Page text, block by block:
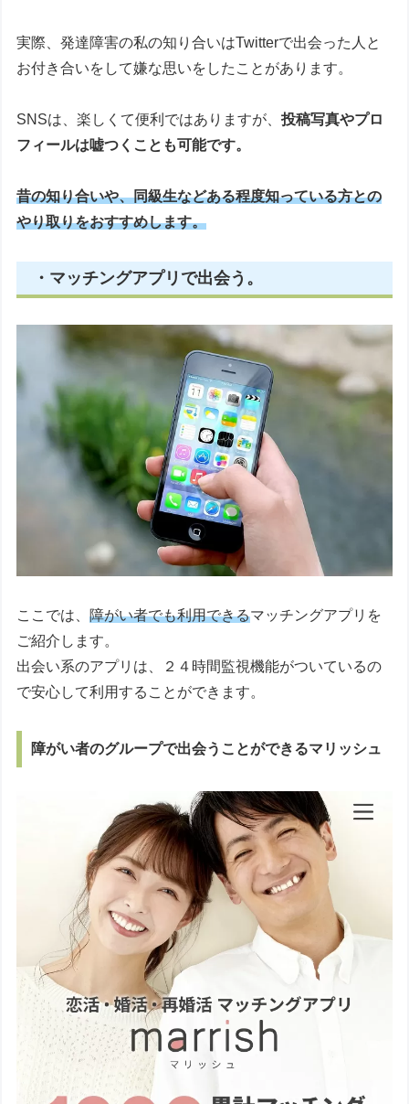
実際、発達障害の私の知り合いはTwitterで出会った人と
お付き合いをして嫌な思いをしたことがあります。
SNSは、楽しくて便利ではありますが、投稿写真やプロ
フィールは嘘つくことも可能です。
昔の知り合いや、同級生などある程度知っている方との
やり取りをおすすめします。
・マッチングアプリで出会う。
ここでは、障がい者でも利用できるマッチングアプリを
ご紹介します。
出会い系のアプリは、２４時間監視機能がついているの
で安心して利用することができます。
障がい者のグループで出会うことができるマリッシュ